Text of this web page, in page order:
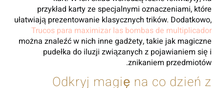
przykład karty ze specjalnymi oznaczeniami, które
ułatwiają prezentowanie klasycznych trików. Dodatkowo,
Trucos para maximizar las bombas de multiplicador
można znaleźć w nich inne gadżety, takie jak magiczne
pudełka do iluzji związanych z pojawianiem się i
znikaniem przedmiotów.
Odkryj magię na co dzień z